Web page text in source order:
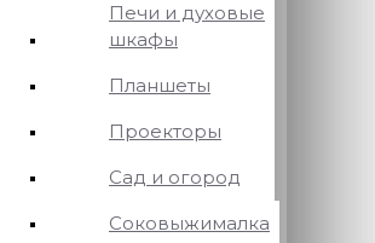
Печи и духовые
шкафы
Планшеты
Проекторы
Сад и огород
Соковыжималка